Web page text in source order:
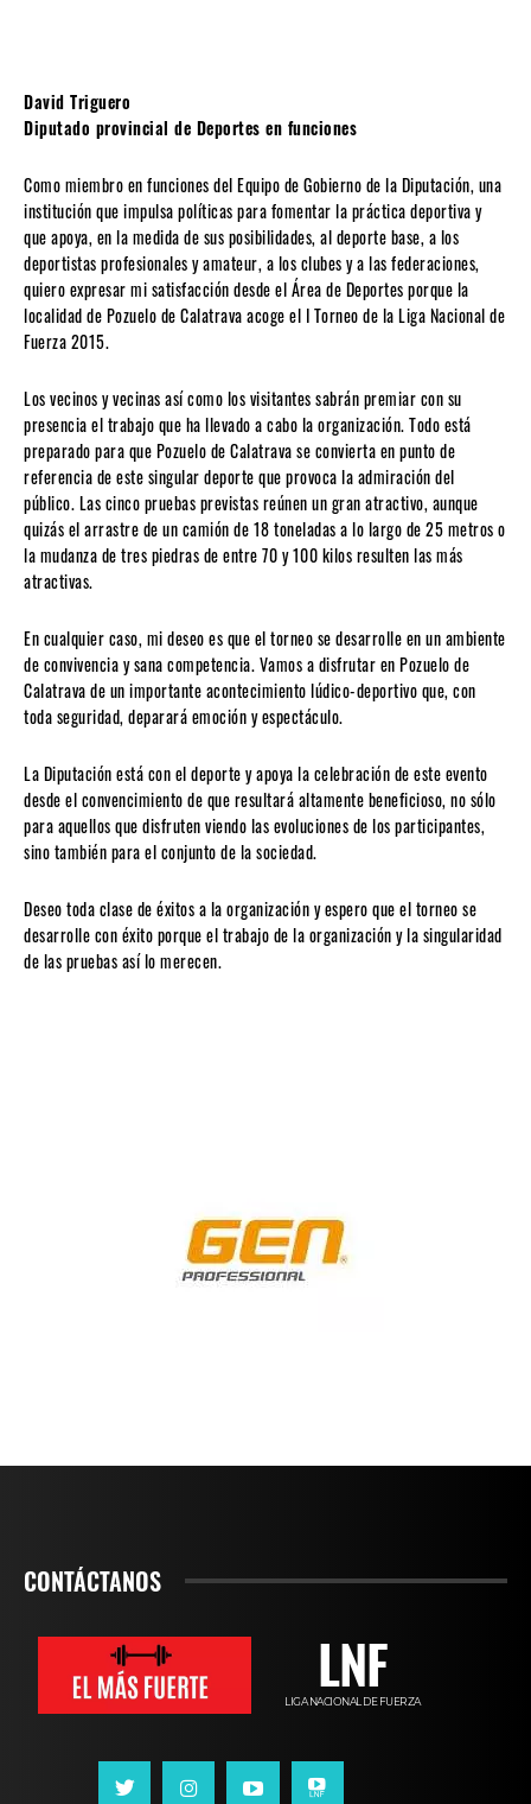
David Triguero
Diputado provincial de Deportes en funciones
Como miembro en funciones del Equipo de Gobierno de la Diputación, una
institución que impulsa políticas para fomentar la práctica deportiva y
que apoya, en la medida de sus posibilidades, al deporte base, a los
deportistas profesionales y amateur, a los clubes y a las federaciones,
quiero expresar mi satisfacción desde el Área de Deportes porque la
localidad de Pozuelo de Calatrava acoge el I Torneo de la Liga Nacional de
Fuerza 2015.
Los vecinos y vecinas así como los visitantes sabrán premiar con su
presencia el trabajo que ha llevado a cabo la organización. Todo está
preparado para que Pozuelo de Calatrava se convierta en punto de
referencia de este singular deporte que provoca la admiración del
público. Las cinco pruebas previstas reúnen un gran atractivo, aunque
quizás el arrastre de un camión de 18 toneladas a lo largo de 25 metros o
la mudanza de tres piedras de entre 70 y 100 kilos resulten las más
atractivas.
En cualquier caso, mi deseo es que el torneo se desarrolle en un ambiente
de convivencia y sana competencia. Vamos a disfrutar en Pozuelo de
Calatrava de un importante acontecimiento lúdico-deportivo que, con
toda seguridad, deparará emoción y espectáculo.
La Diputación está con el deporte y apoya la celebración de este evento
desde el convencimiento de que resultará altamente beneficioso, no sólo
para aquellos que disfruten viendo las evoluciones de los participantes,
sino también para el conjunto de la sociedad.
Deseo toda clase de éxitos a la organización y espero que el torneo se
desarrolle con éxito porque el trabajo de la organización y la singularidad
de las pruebas así lo merecen.
CONTÁCTANOS
LNF
LIGA NACIONAL DE FUERZA